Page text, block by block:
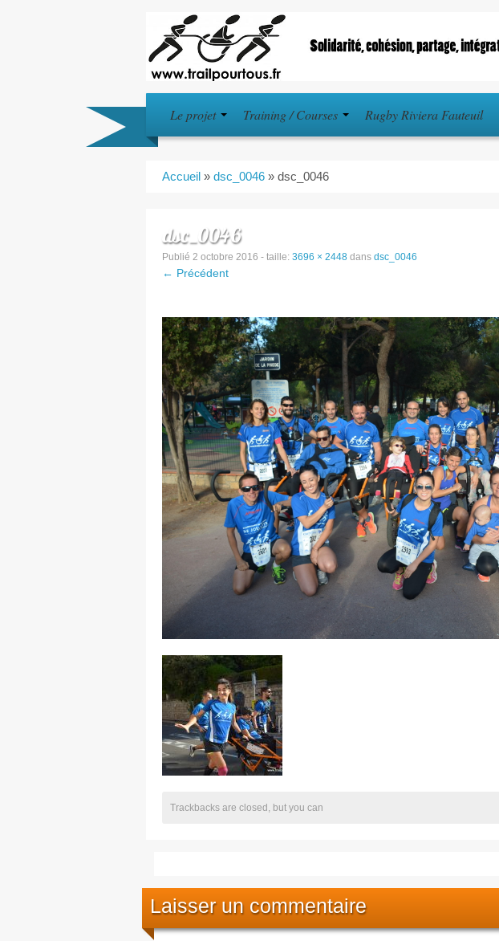
Le projet Training / Courses Rugby Riviera Fauteuil
Accueil » dsc_0046 » dsc_0046
dsc_0046
Publié 2 octobre 2016 - taille: 3696 × 2448 dans dsc_0046
← Précédent
Trackbacks are closed, but you can
Laisser un commentaire